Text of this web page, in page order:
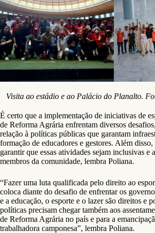
Visita ao estádio e ao Palácio do Planalto.
É certo que a implementação de iniciativas de
de Reforma Agrária enfrentam diversos
relação à políticas públicas que garantam
formação de educadores e gestores. Além
garantir que essas atividades sejam inclusivas e
membros da comunidade, lembra Poliana.
“Fazer uma luta qualificada pelo direito ao
coloca diante do desafio de enfrentar os
e a educação, o esporte e o lazer são direitos e
políticas precisam chegar também aos
de Reforma Agrária no país e para a
trabalhadora camponesa”, lembra Poliana.